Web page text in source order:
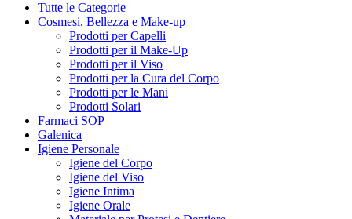
Tutte le Categorie
Cosmesi, Bellezza e Make-up
Prodotti per Capelli
Prodotti per il Make-Up
Prodotti per il Viso
Prodotti per la Cura del Corpo
Prodotti per le Mani
Prodotti Solari
Farmaci SOP
Galenica
Igiene Personale
Igiene del Corpo
Igiene del Viso
Igiene Intima
Igiene Orale